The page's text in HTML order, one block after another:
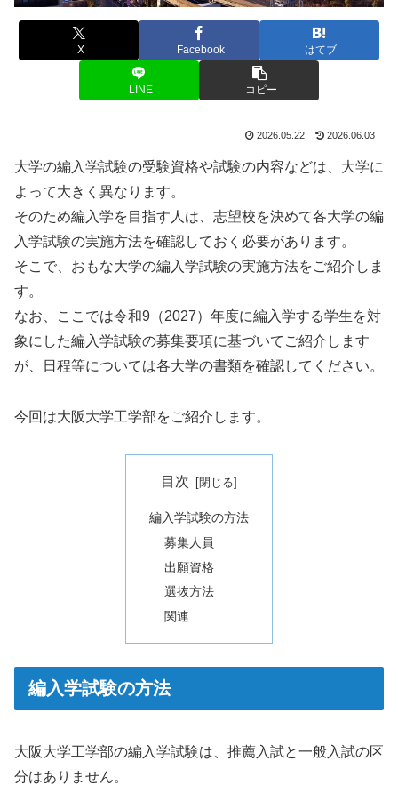
X Facebook はてブ
LINE コピー
2026.05.22 2026.06.03
大学の編入学試験の受験資格や試験の内容などは、大学に
よって大きく異なります。
そのため編入学を目指す人は、志望校を決めて各大学の編
入学試験の実施方法を確認しておく必要があります。
そこで、おもな大学の編入学試験の実施方法をご紹介しま
す。
なお、ここでは令和9（2027）年度に編入学する学生を対
象にした編入学試験の募集要項に基づいてご紹介します
が、日程等については各大学の書類を確認してください。
今回は大阪大学工学部をご紹介します。
目次
編入学試験の方法
募集人員
出願資格
選抜方法
関連
編入学試験の方法
大阪大学工学部の編入学試験は、推薦入試と一般入試の区
分はありません。